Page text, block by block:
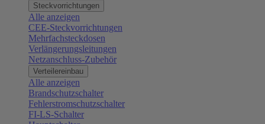
Steckvorrichtungen
Alle anzeigen
CEE-Steckvorrichtungen
Mehrfachsteckdosen
Verlängerungsleitungen
Netzanschluss-Zubehör
Verteilereinbau
Alle anzeigen
Brandschutzschalter
Fehlerstromschutzschalter
FI-LS-Schalter